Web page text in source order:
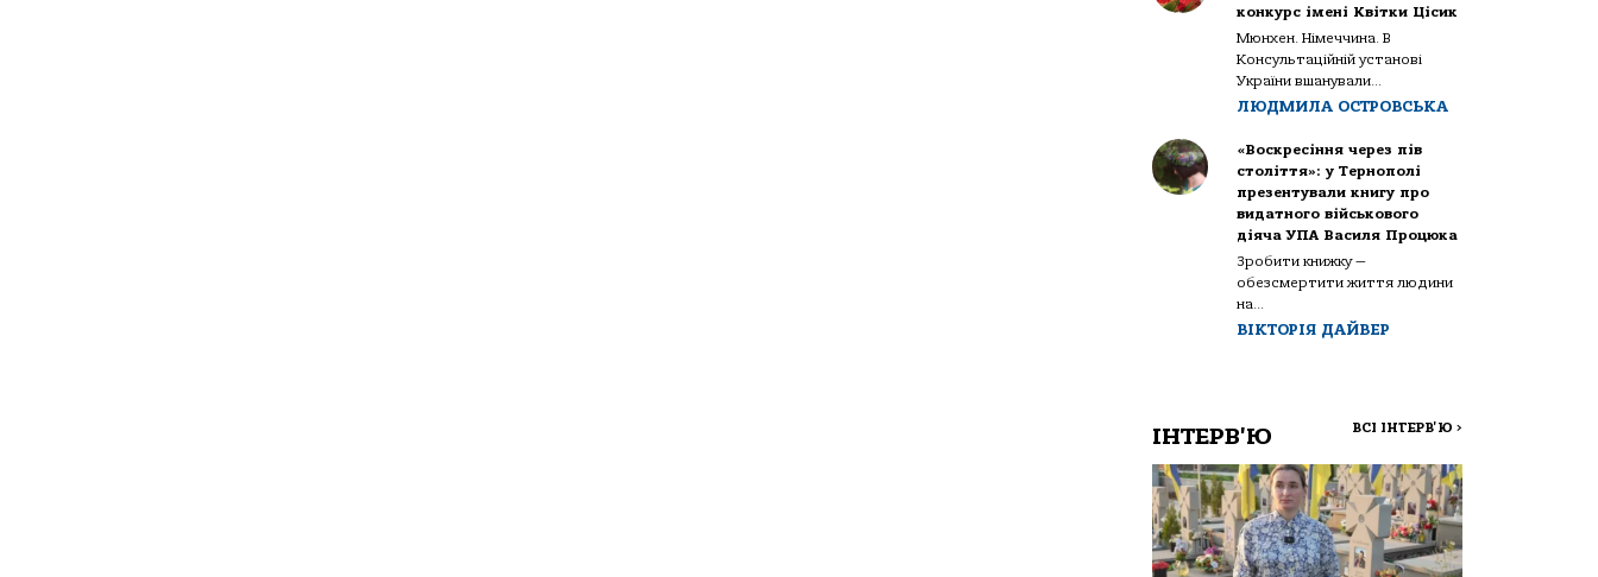
конкурс імені Квітки Цісик
Мюнхен. Німеччина. В
Консультаційній установі
України вшанували...
ЛЮДМИЛА ОСТРОВСЬКА
«Воскресіння через пів
століття»: у Тернополі
презентували книгу про
видатного військового
діяча УПА Василя Процюка
Зробити книжку —
обезсмертити життя людини
на...
ВІКТОРІЯ ДАЙВЕР
ІНТЕРВ'Ю ВСІ ІНТЕРВ'Ю >